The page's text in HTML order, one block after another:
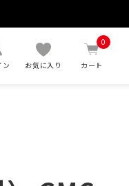
ン お気に入り カート
0